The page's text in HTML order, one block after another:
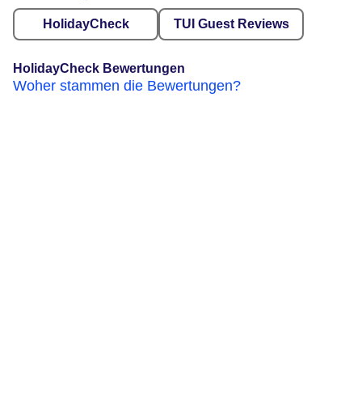
HolidayCheck TUI Guest Reviews
HolidayCheck Bewertungen
Woher stammen die Bewertungen?